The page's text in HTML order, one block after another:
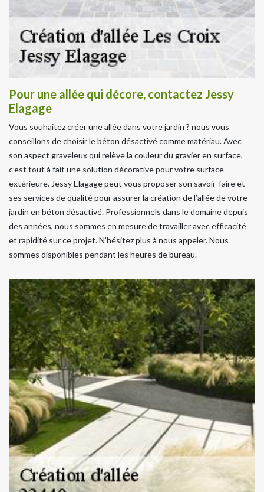
Pour une allée qui décore, contactez Jessy
Elagage
Vous souhaitez créer une allée dans votre jardin ? nous vous
conseillons de choisir le béton désactivé comme matériau. Avec
son aspect graveleux qui relève la couleur du gravier en surface,
c’est tout à fait une solution décorative pour votre surface
extérieure. Jessy Elagage peut vous proposer son savoir-faire et
ses services de qualité pour assurer la création de l’allée de votre
jardin en béton désactivé. Professionnels dans le domaine depuis
des années, nous sommes en mesure de travailler avec efficacité
et rapidité sur ce projet. N’hésitez plus à nous appeler. Nous
sommes disponibles pendant les heures de bureau.